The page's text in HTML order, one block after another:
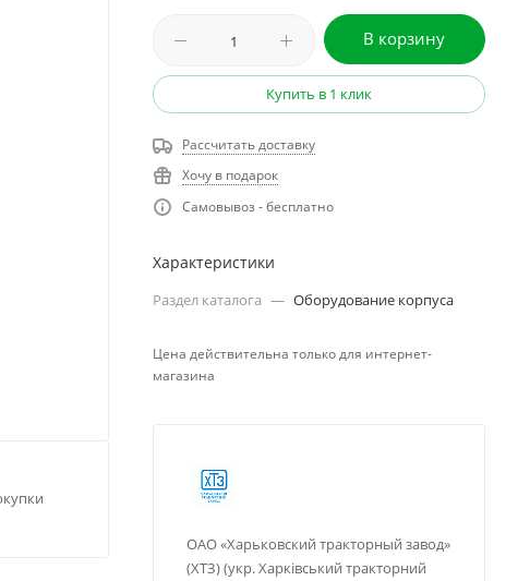
В корзину
Купить в 1 клик
Рассчитать доставку
Хочу в подарок
Самовывоз - бесплатно
Характеристики
Раздел каталога — Оборудование корпуса
Цена действительна только для интернет-
магазина
ОАО «Харьковский тракторный завод»
(ХТЗ) (укр. Харківський тракторний